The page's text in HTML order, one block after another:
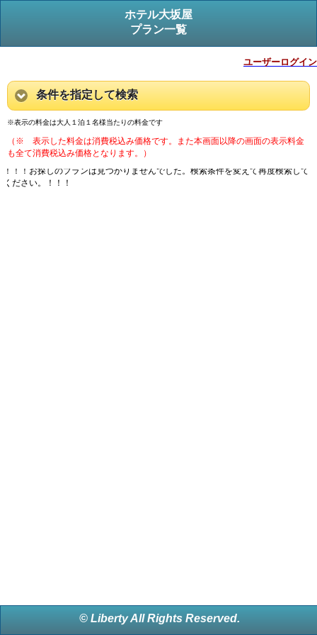
ホテル大坂屋
プラン一覧
ユーザーログイン
条件を指定して検索
※表示の料金は大人１泊１名様当たりの料金です
（※ 表示した料金は消費税込み価格です。また本画面以降の画面の表示料金
も全て消費税込み価格となります。）
！！！お探しのプランは見つかりませんでした。検索条件を変えて再度検索して
ください。！！！
© Liberty All Rights Reserved.